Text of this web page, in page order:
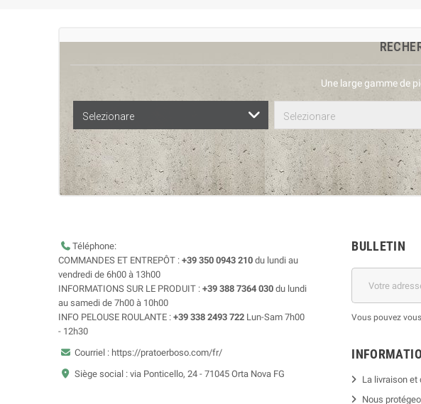
Une large gamme de
Selezionare Selezionare
Téléphone:
COMMANDES ET ENTREPÔT : +39 350 0943 210 du lundi au
vendredi de 6h00 à 13h00
INFORMATIONS SUR LE PRODUIT : +39 388 7364 030 du lundi
au samedi de 7h00 à 10h00
INFO PELOUSE ROULANTE : +39 338 2493 722 Lun-Sam 7h00
- 12h30
Courriel : https://pratoerboso.com/fr/
Siège social : via Ponticello, 24 - 71045 Orta Nova FG
BULLETIN
Vous pouvez
La livraison et
Nous